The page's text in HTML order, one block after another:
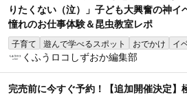
りたくない（泣）」子ども大興奮の神イ
憧れのお仕事体験＆昆虫教室レポ
子育て 遊んで学べるスポット おでかけ イ
くふうロコしずおか編集部
完売前に今すぐ予約！【追加開催決定】